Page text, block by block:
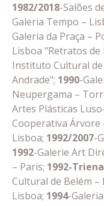
1982/2018-Salões
Galeria Tempo –
Galeria da Praça –
Lisboa "Retratos de
Instituto Cultural
Andrade"; 1990-
Neupergama –
Artes Plásticas
Cooperativa Árvore
Lisboa; 1992/2007-
1992-Galerie Art
– Paris; 1992-
Cultural de Belém –
Lisboa; 1994-